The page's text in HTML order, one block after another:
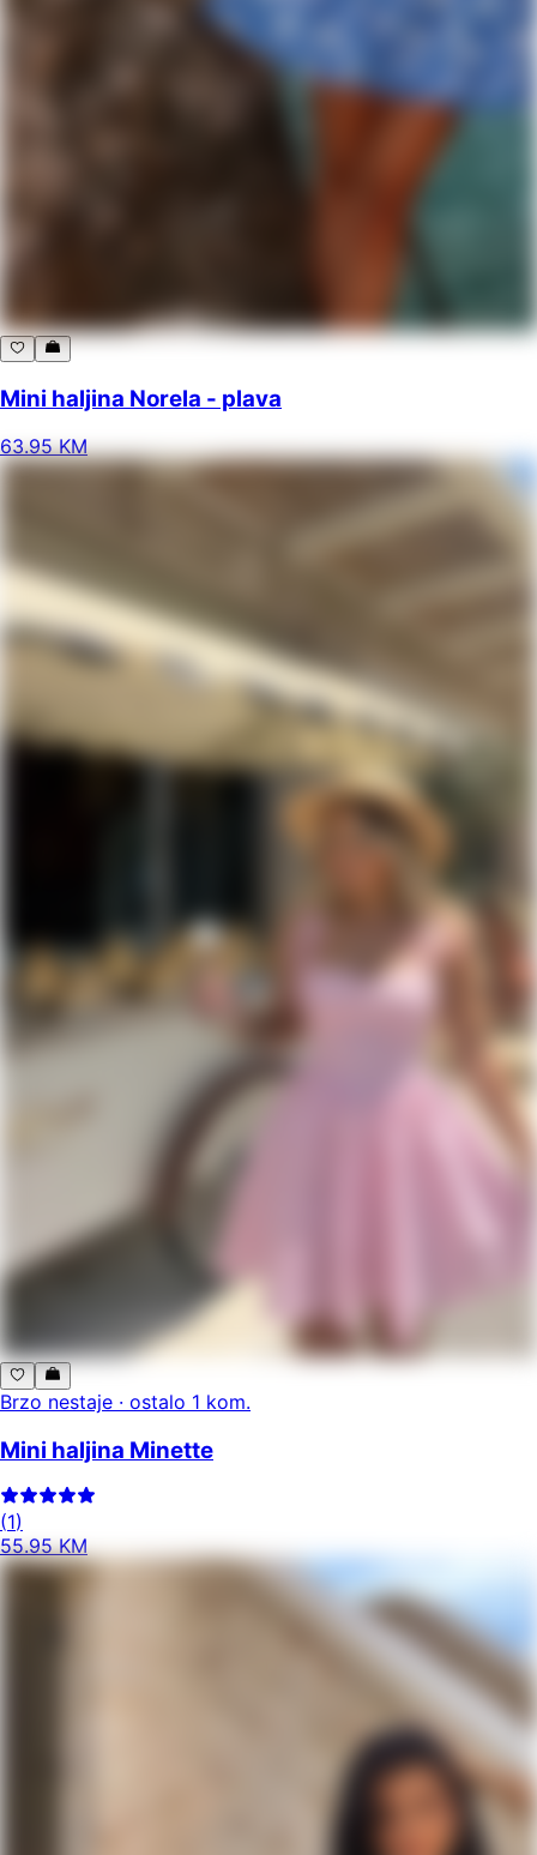
Mini haljina Norela - plava
63.95 KM
Brzo nestaje · ostalo 1 kom.
Mini haljina Minette
(1)
55.95 KM